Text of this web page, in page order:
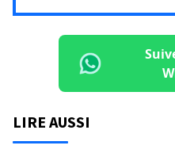
LIRE AUSSI